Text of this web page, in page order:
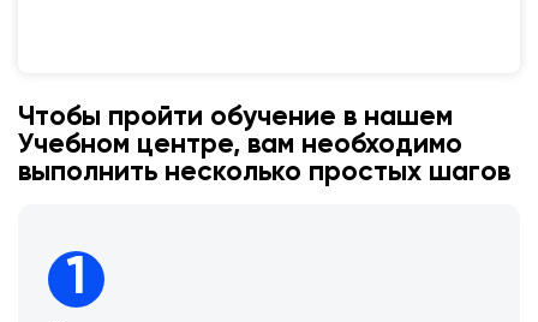
Чтобы пройти обучение в нашем
Учебном центре, вам необходимо
выполнить несколько простых шагов
1